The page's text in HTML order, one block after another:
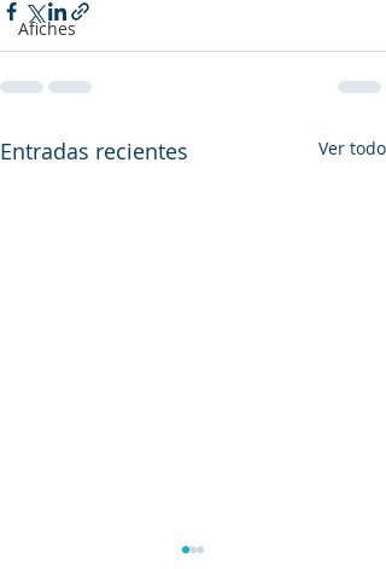
Afiches
Entradas recientes Ver todo